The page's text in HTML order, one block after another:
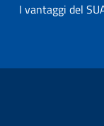
I vantaggi del